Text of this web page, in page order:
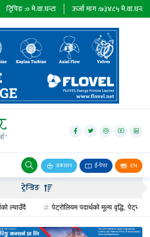
मे.वा.घन्टा ऊर्जा माग : ७३४८५मे.वा.घन्टा
प्रकाशन ई-पेपर EN
ट्रेन्डिङ
पेट्रोलियम पदार्थको मूल्य वृद्धि, पेट्रोलमा ३ र